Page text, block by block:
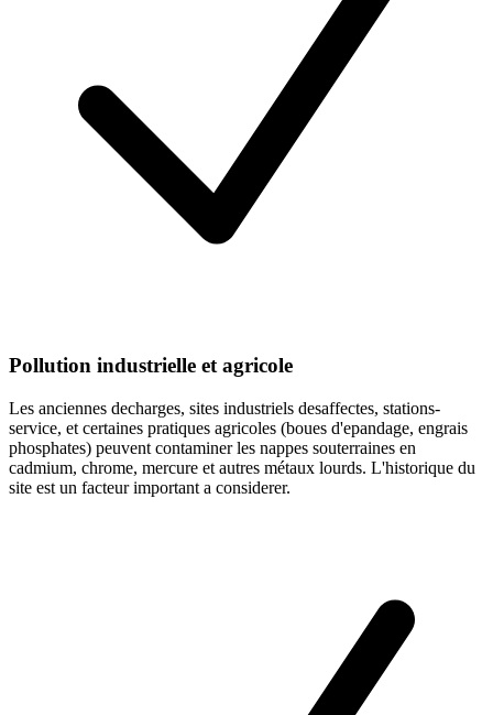
Pollution industrielle et agricole
Les anciennes decharges, sites industriels desaffectes, stations-
service, et certaines pratiques agricoles (boues d'epandage, engrais
phosphates) peuvent contaminer les nappes souterraines en
cadmium, chrome, mercure et autres métaux lourds. L'historique du
site est un facteur important a considerer.